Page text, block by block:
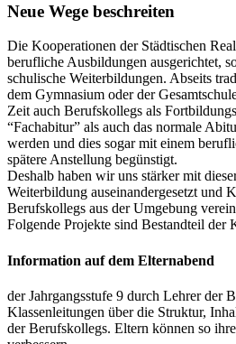
Neue Wege beschreiten
Die Kooperationen der Städtischen
berufliche Ausbildungen ausgerichtet,
schulische Weiterbildungen. Abseits
dem Gymnasium oder der
Zeit auch Berufskollegs als
“Fachabitur” als auch das normale
werden und dies sogar mit einem
spätere Anstellung begünstigt.
Deshalb haben wir uns stärker mit
Weiterbildung auseinandergesetzt und
Berufskollegs aus der Umgebung
Folgende Projekte sind Bestandteil der
Information auf dem Elternabend
der Jahrgangsstufe 9 durch Lehrer der
Klassenleitungen über die Struktur,
der Berufskollegs. Eltern können so